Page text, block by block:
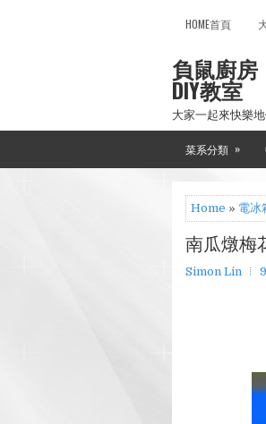
HOME首頁
負鼠廚房
DIY教室
大家一起來快樂
菜系分類 »
Home » 電冰
南瓜燉梅
Simon Lin